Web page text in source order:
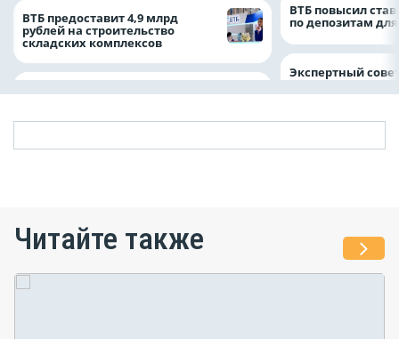
ВТБ предоставит 4,9 млрд
рублей на строительство
складских комплексов
ВТБ повысил
по депозитам
Экспертный
Читайте также